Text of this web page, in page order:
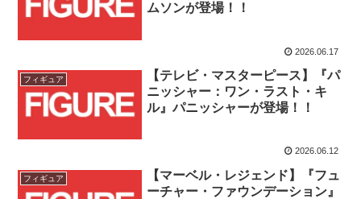
ムソンが登場！！
2026.06.17
フィギュア
【テレビ・マスターピース】『パ
ニッシャー：ワン・ラスト・キ
ル』パニッシャーが登場！！
2026.06.12
フィギュア
【マーベル・レジェンド】『フュ
ーチャー・ファウンデーション』